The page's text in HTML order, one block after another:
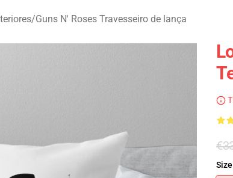
/Guns N' Roses Travesseiro de lança
Size